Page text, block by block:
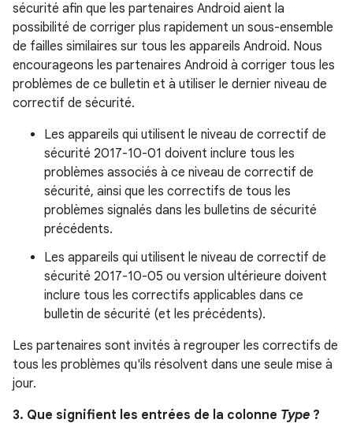
sécurité afin que les partenaires Android aient la
possibilité de corriger plus rapidement un sous-ensemble
de failles similaires sur tous les appareils Android. Nous
encourageons les partenaires Android à corriger tous les
problèmes de ce bulletin et à utiliser le dernier niveau de
correctif de sécurité.
Les appareils qui utilisent le niveau de correctif de
sécurité 2017-10-01 doivent inclure tous les
problèmes associés à ce niveau de correctif de
sécurité, ainsi que les correctifs de tous les
problèmes signalés dans les bulletins de sécurité
précédents.
Les appareils qui utilisent le niveau de correctif de
sécurité 2017-10-05 ou version ultérieure doivent
inclure tous les correctifs applicables dans ce
bulletin de sécurité (et les précédents).
Les partenaires sont invités à regrouper les correctifs de
tous les problèmes qu'ils résolvent dans une seule mise à
jour.
3. Que signifient les entrées de la colonne Type ?